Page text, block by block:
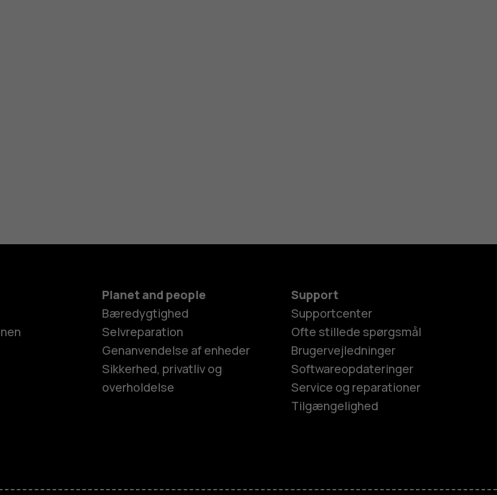
Planet and people
Bæredygtighed
Selvreparation
Genanvendelse af enheder
Sikkerhed, privatliv og
overholdelse
Support
Supportcenter
Ofte stillede spørgsmål
Brugervejledninger
Softwareopdateringer
Service og reparationer
Tilgængelighed